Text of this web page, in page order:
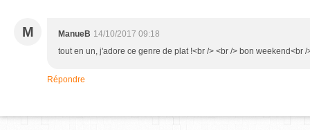
M ManueB 14/10/2017 09:18
tout en un, j'adore ce genre de plat !<br /> <br /> bon weekend<br /
Répondre